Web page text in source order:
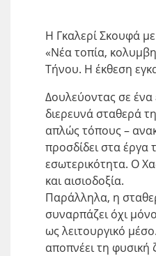
Η Γκαλερί Σκουφά
«Νέα τοπία,
Τήνου. Η έκθεση
Δουλεύοντας σε
διερευνά σταθερά
απλώς τόπους –
προσδίδει στα
εσωτερικότητα. Ο
και αισιοδοξία.
Παράλληλα, η
συναρπάζει όχι
ως λειτουργικό
αποπνέει τη φυσική